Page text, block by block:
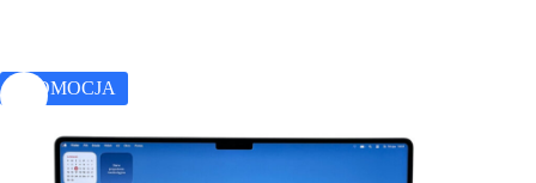
PROMOCJA